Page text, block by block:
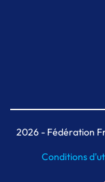
2026- Fédération
Conditions